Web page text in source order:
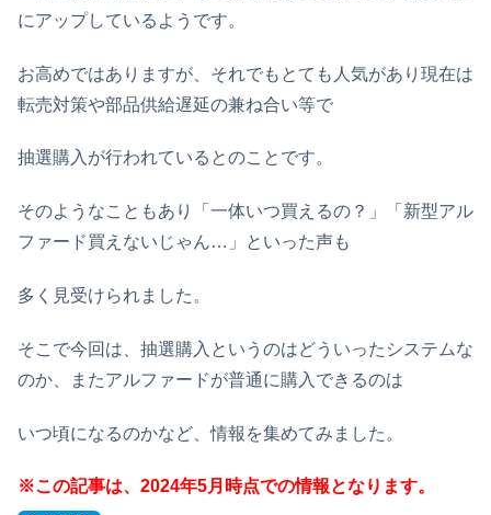
にアップしているようです。
お高めではありますが、それでもとても人気があり現在は
転売対策や部品供給遅延の兼ね合い等で
抽選購入が行われているとのことです。
そのようなこともあり「一体いつ買えるの？」「新型アル
ファード買えないじゃん…」といった声も
多く見受けられました。
そこで今回は、抽選購入というのはどういったシステムな
のか、またアルファードが普通に購入できるのは
いつ頃になるのかなど、情報を集めてみました。
※この記事は、2024年5月時点での情報となります。